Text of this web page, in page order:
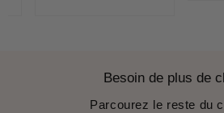
Besoin de plus de
Parcourez le reste du